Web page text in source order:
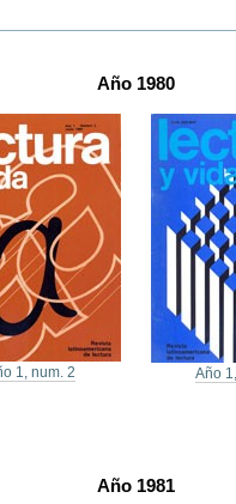
Año 1980
1, num. 2 Año
Año 1981